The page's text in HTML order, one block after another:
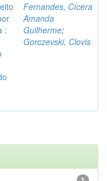
:
Fernandes, Cícera
Amanda
Guilherme;
Gorczevski, Clovis